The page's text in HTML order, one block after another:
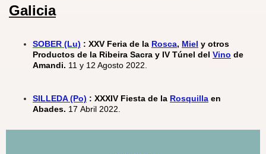
Galicia
SOBER (Lu) : XXV Feria de la Rosca, Miel y otros
Productos de la Ribeira Sacra y IV Túnel del Vino de
Amandi. 11 y 12 Agosto 2022.
SILLEDA (Po) : XXXIV Fiesta de la Rosquilla en
Abades. 17 Abril 2022.